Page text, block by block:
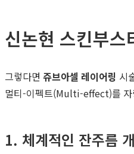
신논현 스킨부
그렇다면 쥬브아셀 레이어링 시
멀티-이펙트(Multi-effect)를 자
1. 체계적인 잔주름